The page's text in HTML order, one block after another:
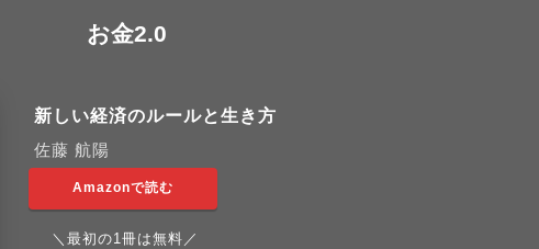
お金2.0
新しい経済のルールと生き方
佐藤 航陽
Amazonで読む
＼最初の1冊は無料／